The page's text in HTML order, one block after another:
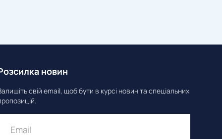
новин
свій email, щоб бути в курсі новин та спеціальних